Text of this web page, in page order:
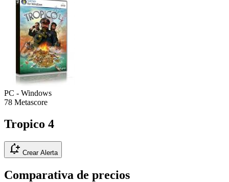
PC - Windows
78 Metascore
Tropico 4
notification_add Crear Alerta
Comparativa de precios